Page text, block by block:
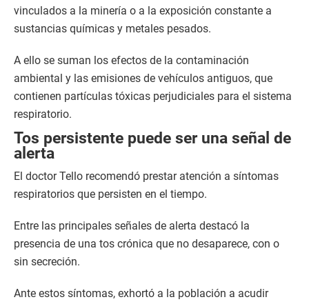
vinculados a la minería o a la exposición constante a
sustancias químicas y metales pesados.
A ello se suman los efectos de la contaminación
ambiental y las emisiones de vehículos antiguos, que
contienen partículas tóxicas perjudiciales para el sistema
respiratorio.
Tos persistente puede ser una señal de
alerta
El doctor Tello recomendó prestar atención a síntomas
respiratorios que persisten en el tiempo.
Entre las principales señales de alerta destacó la
presencia de una tos crónica que no desaparece, con o
sin secreción.
Ante estos síntomas, exhortó a la población a acudir